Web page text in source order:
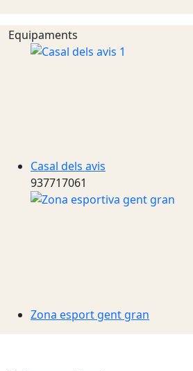
Equipaments
Casal dels avis
937717061
Zona esport gent gran